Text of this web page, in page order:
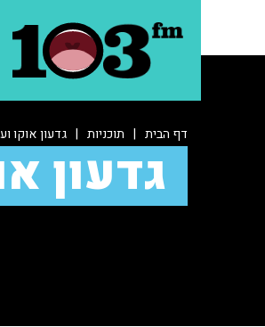
דף הבית | תוכניות | גדעון אוקו
גדעון